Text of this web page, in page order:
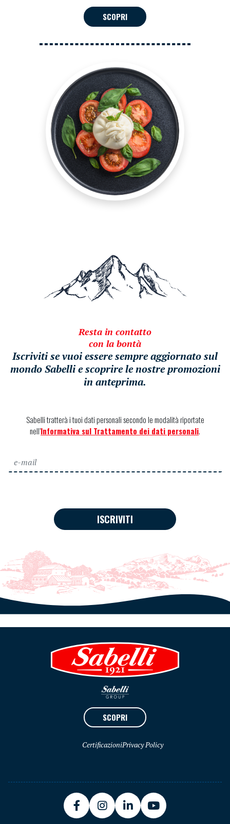
SCOPRI
Resta in contatto
con la bontà
Iscriviti se vuoi essere sempre aggiornato sul
mondo Sabelli e scoprire le nostre promozioni
in anteprima.
Sabelli tratterà i tuoi dati personali secondo le modalità riportate
nell’Informativa sul Trattamento dei dati personali.
ISCRIVITI
SCOPRI
CertificazioniPrivacy Policy